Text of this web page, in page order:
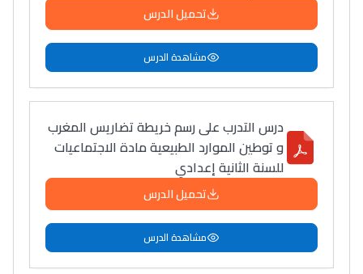
تحميل الدرس
مشاهدة الدرس
درس التدرب على رسم خريطة تضاريس المغرب
و توطين الموارد الطبيعية مادة الاجتماعيات
للسنة الثانية إعدادي
تحميل الدرس
مشاهدة الدرس